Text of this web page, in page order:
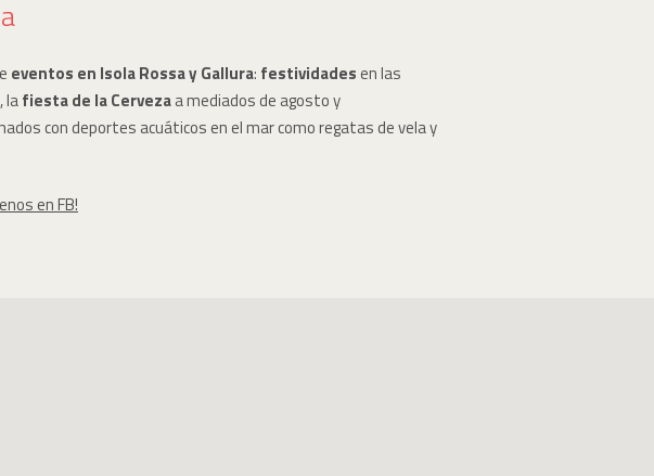
eventos en Isola Rossa y Gallura: festividadesen las
, lafiesta de la Cervezaa mediados de agosto y
con deportes acuáticos en el mar como regatas de vela y
en FB!